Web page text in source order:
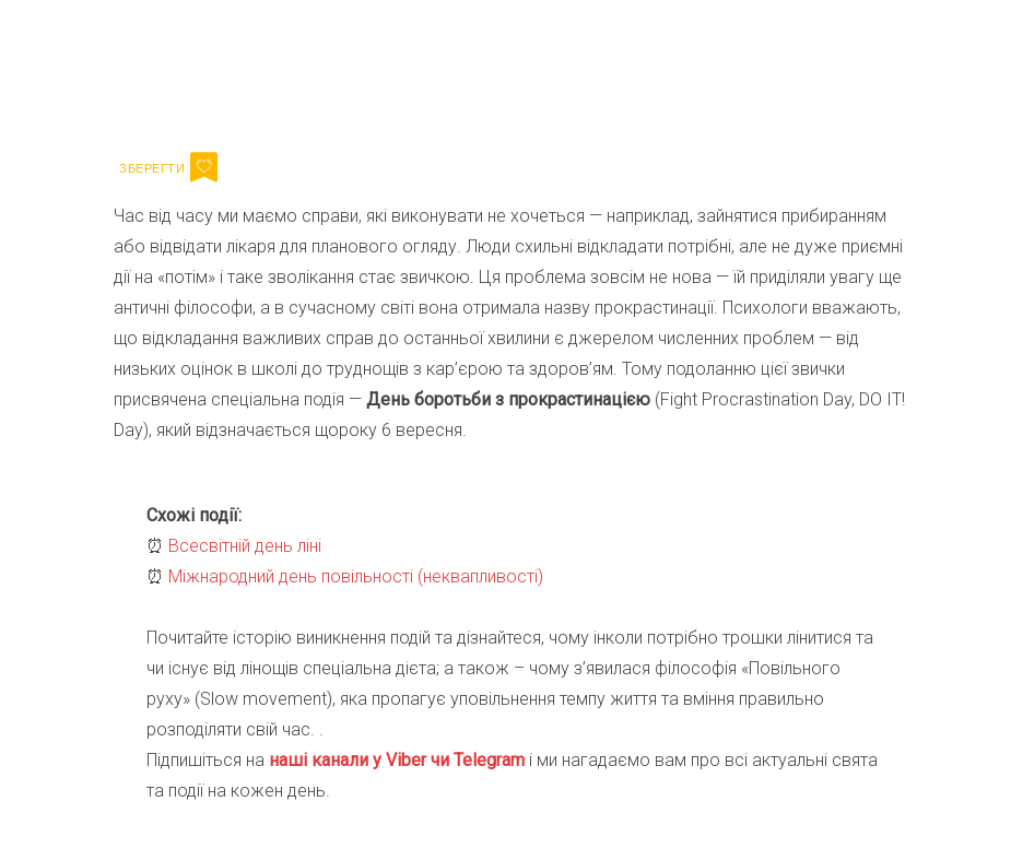
Час від часу ми маємо справи, які виконувати не хочеться — наприклад, зайнятися прибиранням
або відвідати лікаря для планового огляду. Люди схильні відкладати потрібні, але не дуже приємні
дії на «потім» і таке зволікання стає звичкою. Ця проблема зовсім не нова — їй приділяли увагу ще
античні філософи, а в сучасному світі вона отримала назву прокрастинації. Психологи вважають,
що відкладання важливих справ до останньої хвилини є джерелом численних проблем — від
низьких оцінок в школі до труднощів з кар’єрою та здоров’ям. Тому подоланню цієї звички
присвячена спеціальна подія — День боротьби з прокрастинацією (Fight Procrastination Day, DO IT!
Day), який відзначається щороку 6 вересня.
Схожі події:
⏰ Всесвітній день ліні
⏰ Міжнародний день повільності (неквапливості)
Почитайте історію виникнення подій та дізнайтеся, чому інколи потрібно трошки лінитися та
чи існує від лінощів спеціальна дієта; а також – чому з’явилася філософія «Повільного
руху» (Slow movement), яка пропагує уповільнення темпу життя та вміння правильно
розподіляти свій час. .
Підпишіться на наші канали у Viber чи Telegram і ми нагадаємо вам про всі актуальні свята
та події на кожен день.